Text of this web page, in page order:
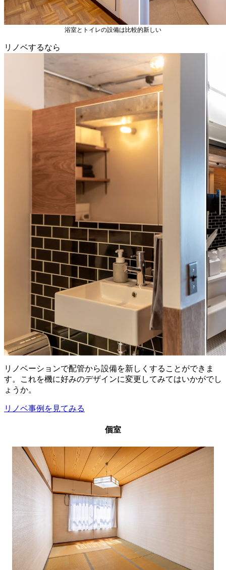
浴室とトイレの設備は比較的新しい
リノベするなら
リノベーションで配管から設備を新しくすることができま
す。これを機に好みのデザインに変更してみてはいかがでし
ょうか。
リノベ事例を見てみる
個室